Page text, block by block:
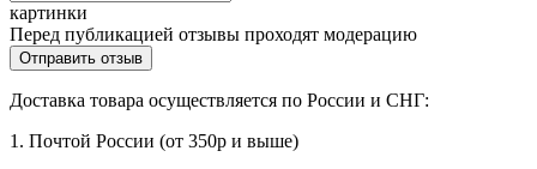
картинки
Перед публикацией отзывы проходят модерацию
Доставка товара осуществляется по России и СНГ:
1. Почтой России (от 350р и выше)